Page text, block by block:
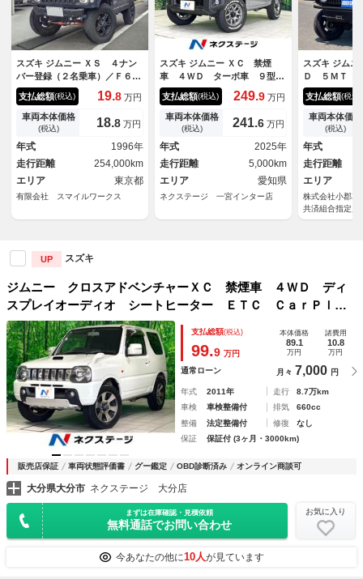
スズキ ジムニー ＸＳ ４ナン
バー登録（２名乗車）／Ｆ６Ａ
エンジン／リフトアップ（高さ
１７４ｃｍ）／マフラー／バン
パー／ラッキースターバケット
シート／ルーフラック
支払総額(税込) 19.8 万円
車両本体価格
(税込) 18.8 万円
年式
1996年
走行距離
254,000km
エリア
東京都
有限会社 スマイルワークス
スズキ ジムニー ＸＣ 禁煙
車 ４ＷＤ ターボ車 ９型Ｓ
Ｄナビ バックカメラ 前席シ
ートヒーター 衝突被害軽減シ
ステム 車線逸脱警報 コーナ
ーセンサー フルセグＴＶ Ｂ
ｌｕｅｔｏｏｔｈ接続 オート
エアコン ＬＥＤヘッドライト
支払総額(税込) 249.9 万円
車両本体価格
(税込) 241.6 万円
年式
2025年
走行距離
5,000km
エリア
愛知県
ネクステージ 一宮インター店
スズキ ジム
Ｄ ５ＭＴ
インチＳＤナ
バ フロント
サイドガー
Ｂｌｕｅｔ
ーフランプ
外マフラー
簿
支払総額(税込)
車両本体価格
(税込)
年式
走行距離
エリア
株式会社小郡
共済組合指定店
UP スズキ
ジムニー クロスアドベンチャーＸＣ 禁煙車 ４ＷＤ ディ
スプレイオーディオ シートヒーター ＥＴＣ ＣａｒＰｌａ
ｙＡｎｄｒｏｉｄＡｕｄｉｏ接続 Ｂｌｕｅｔｏｏｔｈ接続
フロントフォグライト キーレス 電動格納ミラー
支払総額(税込)
99.9 万円
本体価格
89.1
万円
諸費用
10.8
万円
通常ローン 月々 7,000 円
年式 2011年 走行
8.7万km
車検
車検整備付 排気
660cc
整備
法定整備付 修復
なし
保証
保証付 (3ヶ月・3000km)
販売店保証 車両状態評価書 グー鑑定 OBD診断済み オンライン商談可
大分県大分市 ネクステージ 大分店
まずは在庫確認・見積依頼
無料通話でお問い合わせ
お気に入り
今あなたの他に10人が見ています